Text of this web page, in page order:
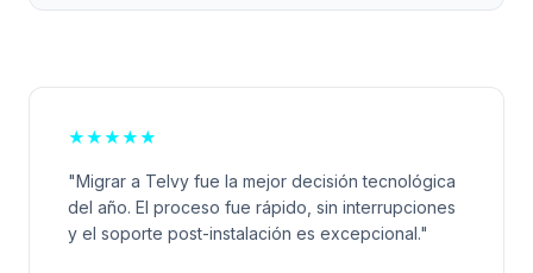
★★★★★
"Migrar a Telvy fue la mejor decisión tecnológica
del año. El proceso fue rápido, sin interrupciones
y el soporte post-instalación es excepcional."